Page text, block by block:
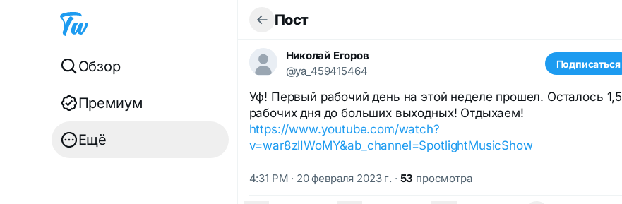
Обзор
Премиум
Ещё
Пост
Николай Егоров
@ya_459415464
Подписаться
Уф! Первый рабочий день на этой неделе прошел. Осталось 1,5
рабочих дня до больших выходных! Отдыхаем!
https://www.youtube.com/watch?
v=war8zlIWoMY&ab_channel=SpotlightMusicShow
4:31 PM · 20 февраля 2023 г. · 53 просмотра